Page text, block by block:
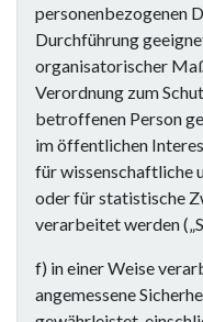
personenbezogenen
Durchführung
organisatorischer
Verordnung zum
betroffenen Person
im öffentlichen
für wissenschaftliche
oder für statistische
verarbeitet werden
f) in einer Weise
angemessene